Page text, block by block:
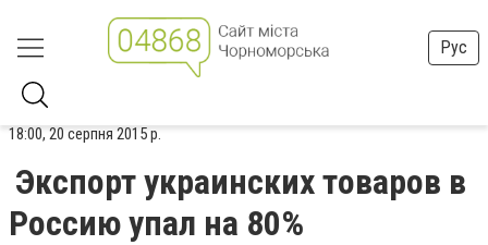
Рус
18:00, 20 серпня 2015 р.
Экспорт украинских товаров в
Россию упал на 80%